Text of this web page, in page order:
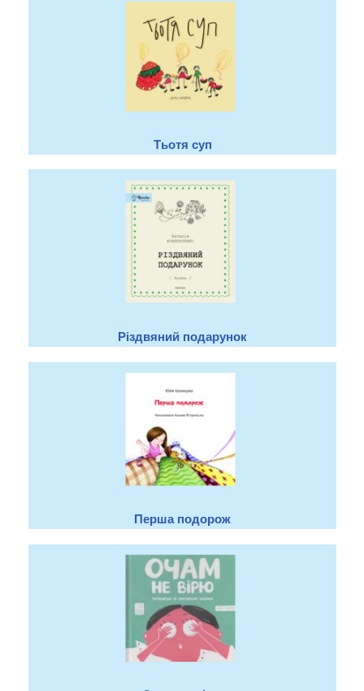
Тьотя суп
Різдвяний подарунок
Перша подорож